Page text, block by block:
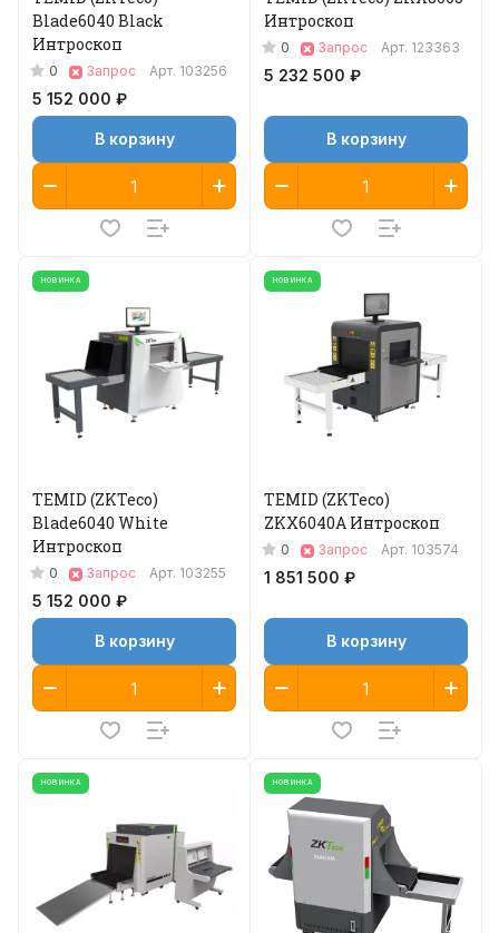
Blade6040 Black
Интроскоп
0 Запрос Арт. 103256
5 152 000 ₽
В корзину
Интроскоп
0 Запрос Арт. 123363
5 232 500 ₽
В корзину
НОВИНКА
TEMID (ZKTeco)
Blade6040 White
Интроскоп
0 Запрос Арт. 103255
5 152 000 ₽
В корзину
НОВИНКА
TEMID (ZKTeco)
ZKX6040A Интроскоп
0 Запрос Арт. 103574
1 851 500 ₽
В корзину
НОВИНКА НОВИНКА